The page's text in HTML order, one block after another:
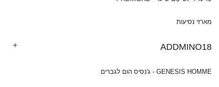
מארזי נסיעות
ADDMINO18
GENESIS HOMME - ג'נסיס הום לגברים